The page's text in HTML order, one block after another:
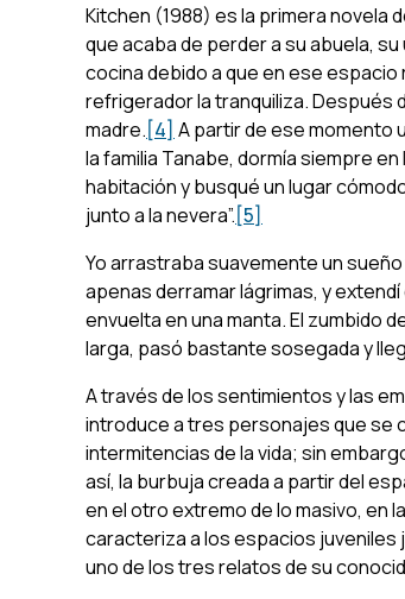
Kitchen (1988) es la primera novela
que acaba de perder a su abuela,
cocina debido a que en ese
refrigerador la tranquiliza. Después
madre.[4] A partir de ese momento
la familia Tanabe, dormía siempre
habitación y busqué un lugar
junto a la nevera”.[5]
Yo arrastraba suavemente un
apenas derramar lágrimas, y extendí
envuelta en una manta. El zumbido
larga, pasó bastante sosegada y
A través de los sentimientos y las
introduce a tres personajes que se
intermitencias de la vida; sin
así, la burbuja creada a partir del
en el otro extremo de lo masivo, en
caracteriza a los espacios
uno de los tres relatos de su